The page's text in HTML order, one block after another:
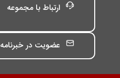
ارتباط با مجموعه
عضویت در خبرنامه